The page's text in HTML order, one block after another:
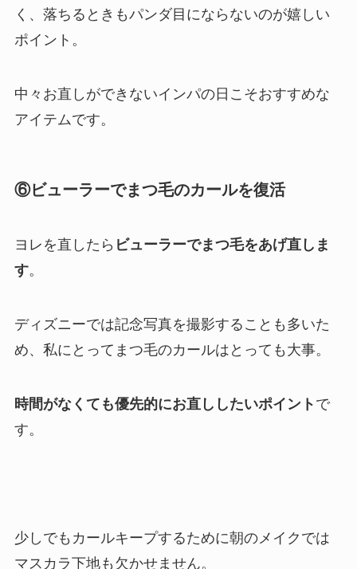
く、落ちるときもパンダ目にならないのが嬉しい
ポイント。
中々お直しができないインパの日こそおすすめな
アイテムです。
⑥ビューラーでまつ毛のカールを復活
ヨレを直したら ビューラーでまつ毛をあげ直しま
す。
ディズニーでは記念写真を撮影することも多いた
め、私にとってまつ毛のカールはとっても大事。
時間がなくても優先的にお直ししたいポイント で
す。
少しでもカールキープするために朝のメイクでは
マスカラ下地も欠かせません。